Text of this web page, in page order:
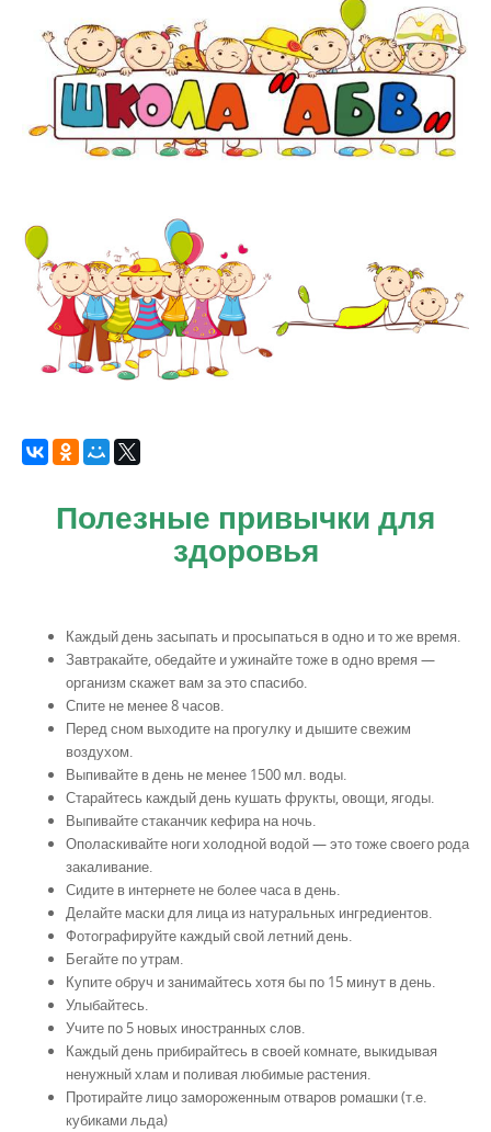
Полезные привычки для
здоровья
Каждый день засыпать и просыпаться в одно и то же время.
Завтракайте, обедайте и ужинайте тоже в одно время —
организм скажет вам за это спасибо.
Спите не менее 8 часов.
Перед сном выходите на прогулку и дышите свежим
воздухом.
Выпивайте в день не менее 1500 мл. воды.
Старайтесь каждый день кушать фрукты, овощи, ягоды.
Выпивайте стаканчик кефира на ночь.
Ополаскивайте ноги холодной водой — это тоже своего рода
закаливание.
Сидите в интернете не более часа в день.
Делайте маски для лица из натуральных ингредиентов.
Фотографируйте каждый свой летний день.
Бегайте по утрам.
Купите обруч и занимайтесь хотя бы по 15 минут в день.
Улыбайтесь.
Учите по 5 новых иностранных слов.
Каждый день прибирайтесь в своей комнате, выкидывая
ненужный хлам и поливая любимые растения.
Протирайте лицо замороженным отваров ромашки (т.е.
кубиками льда)